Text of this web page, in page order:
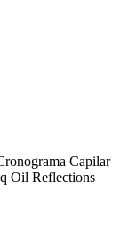
Capilar
Oil Reflections